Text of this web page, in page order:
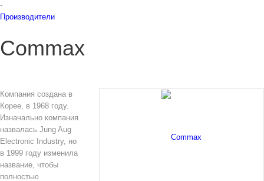
-
Производители
Commax
Компания создана в
Корее, в 1968 году.
Изначально компания
назвалась Jung Aug
Electronic Industry, но
в 1999 году изменила
название, чтобы
полностью